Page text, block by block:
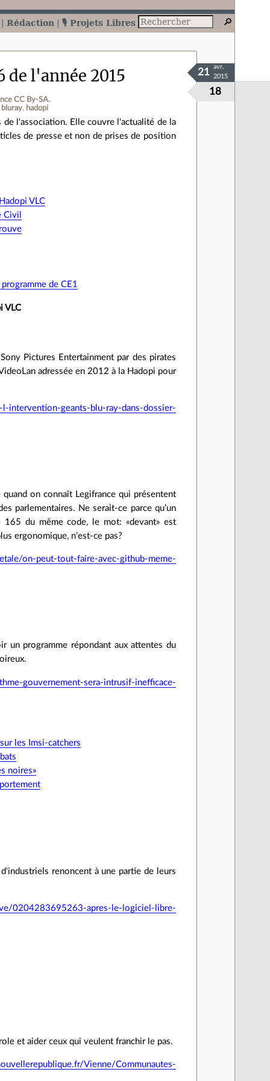
Rédaction 🎙️ Projets Libres
de l'année 2015
CC By‑SA.
bluray
hadopi
18
21
avr.
2015
l'association. Elle couvre l'actualité de la
de presse et non de prises de position
VLC
Civil
de CE1
VLC
Pictures Entertainment par des pirates
adressée en 2012 à la Hadopi pour
geants-blu-ray-dans-dossier-
on connaît Legifrance qui présentent
parlementaires. Ne serait-ce parce qu’un
165 du même code, le mot: «devant» est
ergonomique, n’est-ce pas?
on-peut-tout-faire-avec-github-meme-
un programme répondant aux attentes du
gouvernement-sera-intrusif-inefficace-
les Imsi-catchers
noires»
renoncent à une partie de leurs
0204283695263-apres-le-logiciel-libre-
et aider ceux qui veulent franchir le pas.
Vienne/Communautes-